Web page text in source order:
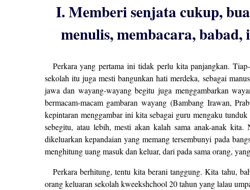
I. Memberi senjata cukup,
menulis, membacara,
Perkara yang pertama ini tidak perlu kita panjangkan.
sekolah itu juga mesti bangunkan hati merdeka, sebagai
jawa dan wayang-wayang begitu juga menggambarkan
bermacam-macam gambaran wayang (Bambang Irawan,
kepintaran menggambar ini kita sebagai guru mengaku
sebegitu, atau lebih, mesti akan kalah sama anak-anak
dikeluarkan kepandaian yang memang tersembunyi pada
menghitung uang masuk dan keluar, dari pada sama orang,
Perkara berhitung, tentu kita berani tanggung. Kita tahu,
orang keluaran sekolah kweekshchool 20 tahun yang lalau